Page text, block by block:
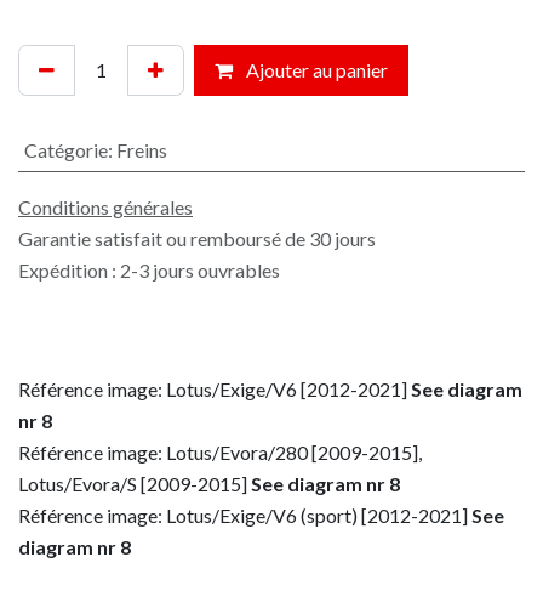
Ajouter au panier
Catégorie: Freins
Conditions générales
Garantie satisfait ou remboursé de 30 jours
Expédition : 2-3 jours ouvrables
Référence image: Lotus/Exige/V6 [2012-2021] See diagram
nr 8
Référence image: Lotus/Evora/280 [2009-2015],
Lotus/Evora/S [2009-2015] See diagram nr 8
Référence image: Lotus/Exige/V6 (sport) [2012-2021] See
diagram nr 8